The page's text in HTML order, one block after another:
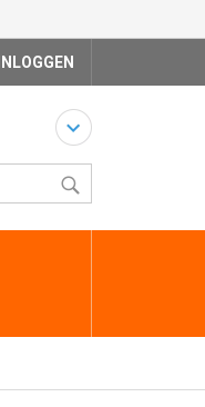
INLOGGEN